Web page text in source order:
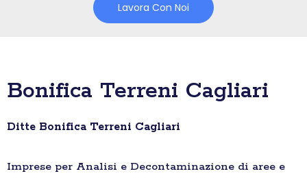
Lavora Con Noi
Bonifica Terreni Cagliari
Ditte Bonifica Terreni Cagliari
Imprese per Analisi e Decontaminazione di aree e